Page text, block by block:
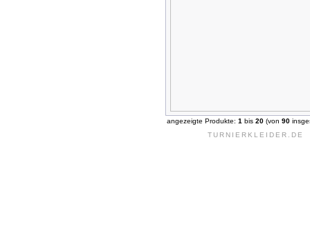
angezeigte Produkte: 1 bis 20(von 90